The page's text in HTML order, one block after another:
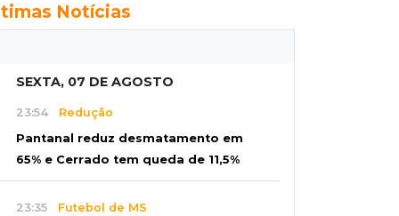
Notícias
SEXTA, 07 DE AGOSTO
23:54 Redução
Pantanal reduz desmatamento em
65% e Cerrado tem queda de 11,5%
23:35 Futebol de MS